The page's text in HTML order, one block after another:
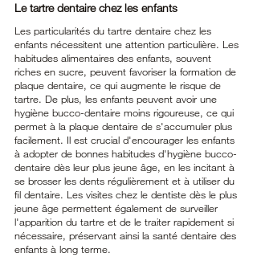
Le tartre dentaire chez les enfants
Les particularités du tartre dentaire chez les
enfants nécessitent une attention particulière. Les
habitudes alimentaires des enfants, souvent
riches en sucre, peuvent favoriser la formation de
plaque dentaire, ce qui augmente le risque de
tartre. De plus, les enfants peuvent avoir une
hygiène bucco-dentaire moins rigoureuse, ce qui
permet à la plaque dentaire de s'accumuler plus
facilement. Il est crucial d'encourager les enfants
à adopter de bonnes habitudes d'hygiène bucco-
dentaire dès leur plus jeune âge, en les incitant à
se brosser les dents régulièrement et à utiliser du
fil dentaire. Les visites chez le dentiste dès le plus
jeune âge permettent également de surveiller
l'apparition du tartre et de le traiter rapidement si
nécessaire, préservant ainsi la santé dentaire des
enfants à long terme.